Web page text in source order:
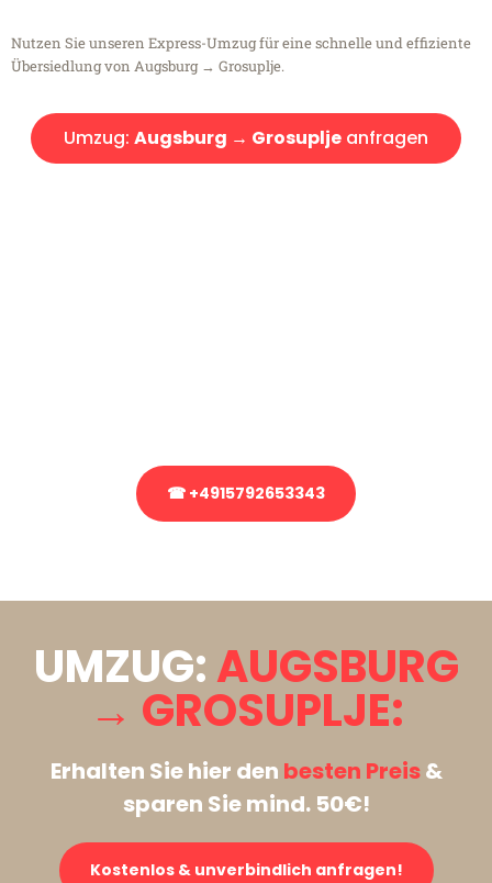
Nutzen Sie unseren Express-Umzug für eine schnelle und effiziente
Übersiedlung von Augsburg → Grosuplje.
Umzug: Augsburg → Grosuplje anfragen
☎ +4915792653343
UMZUG:AUGSBURG
→ GROSUPLJE:
Erhalten Sie hier den besten Preis&
sparen Sie mind. 50€!
Kostenlos & unverbindlich anfragen!